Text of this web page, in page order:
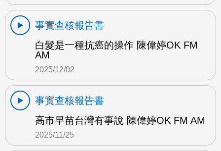
事實查核報告書
白髮是一種抗癌的操作 陳偉婷OK FM
AM
2025/12/02
事實查核報告書
高市早苗台灣有事說 陳偉婷OK FM AM
2025/11/25